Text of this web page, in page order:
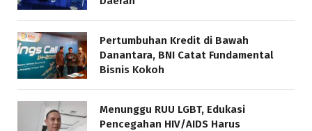
Pertumbuhan Kredit di Bawah
Danantara, BNI Catat Fundamental
Bisnis Kokoh
Menunggu RUU LGBT, Edukasi
Pencegahan HIV/AIDS Harus